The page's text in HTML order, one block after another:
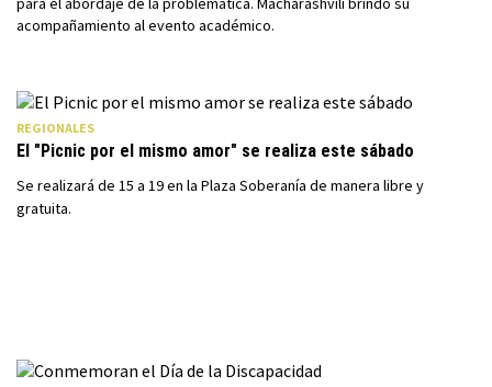
acompañamiento al evento académico.
REGIONALES
El "Picnic por el mismo amor" se realiza este sábado
Se realizará de 15 a 19 en la Plaza Soberanía de manera libre y
gratuita.